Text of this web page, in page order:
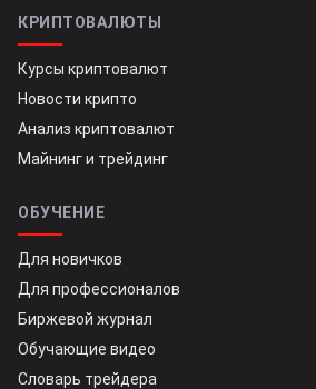
КРИПТОВАЛЮТЫ
Курсы криптовалют
Новости крипто
Анализ криптовалют
Майнинг и трейдинг
ОБУЧЕНИЕ
Для новичков
Для профессионалов
Биржевой журнал
Обучающие видео
Словарь трейдера